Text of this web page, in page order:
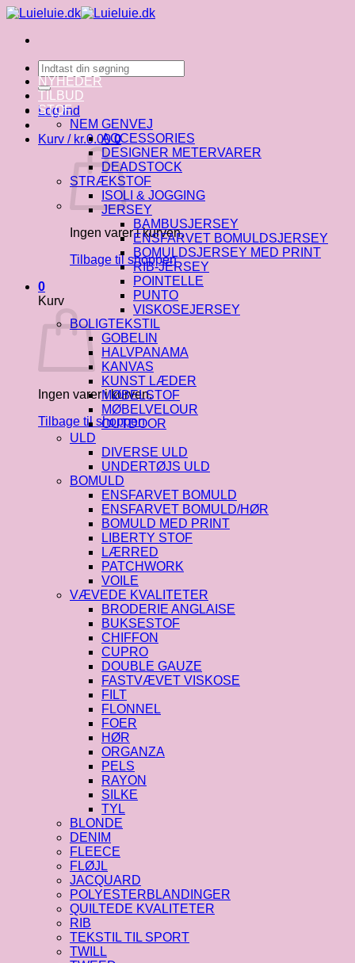
Fortsæt
indhold
Søg
efter:
Log ind
Kurv / kr.0.00 0
Ingen varer i kurven.
Tilbage til shoppen
0
Kurv
Ingen varer i kurven.
Tilbage til shoppen
NYHEDER
TILBUD
STOF
NEM GENVEJ
ACCESSORIES
DESIGNER METERVARER
DEADSTOCK
STRÆKSTOF
ISOLI & JOGGING
JERSEY
BAMBUSJERSEY
ENSFARVET BOMULDSJERSEY
BOMULDSJERSEY MED PRINT
RIB-JERSEY
POINTELLE
PUNTO
VISKOSEJERSEY
BOLIGTEKSTIL
GOBELIN
HALVPANAMA
KANVAS
KUNST LÆDER
MØBELSTOF
MØBELVELOUR
OUTDOOR
ULD
DIVERSE ULD
UNDERTØJS ULD
BOMULD
ENSFARVET BOMULD
ENSFARVET BOMULD/HØR
BOMULD MED PRINT
LIBERTY STOF
LÆRRED
PATCHWORK
VOILE
VÆVEDE KVALITETER
BRODERIE ANGLAISE
BUKSESTOF
CHIFFON
CUPRO
DOUBLE GAUZE
FASTVÆVET VISKOSE
FILT
FLONNEL
FOER
HØR
ORGANZA
PELS
RAYON
SILKE
TYL
BLONDE
DENIM
FLEECE
FLØJL
JACQUARD
POLYESTERBLANDINGER
QUILTEDE KVALITETER
RIB
TEKSTIL TIL SPORT
TWILL